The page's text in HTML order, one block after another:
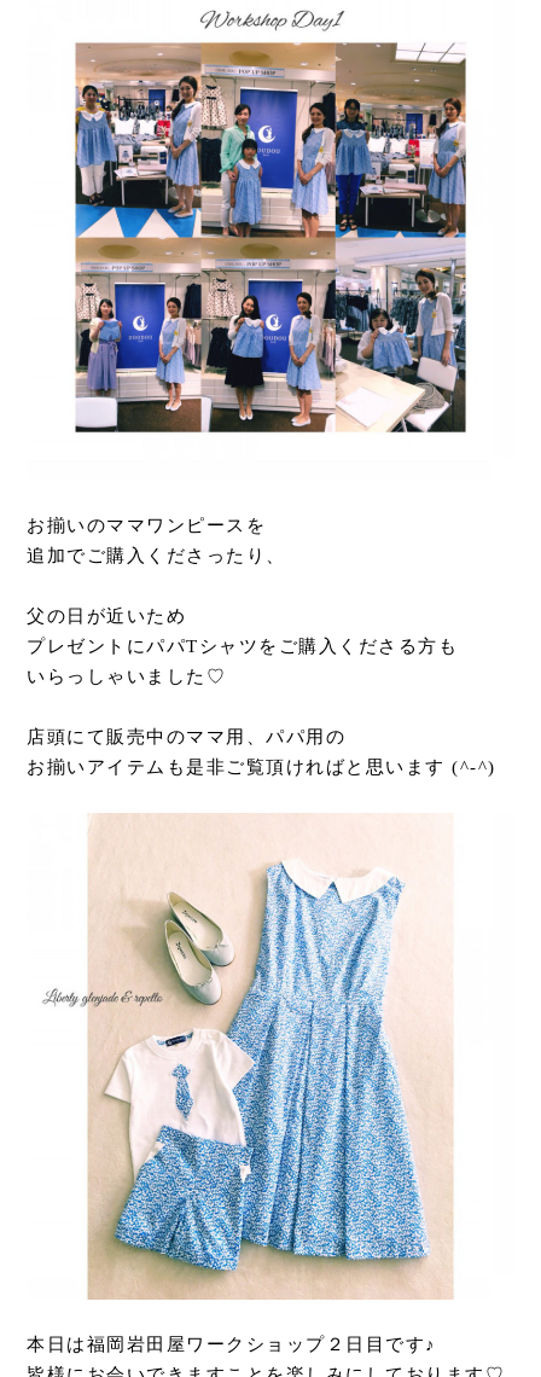
お揃いのママワンピースを
追加でご購入くださったり、
父の日が近いため
プレゼントにパパTシャツをご購入くださる方も
いらっしゃいました♡
店頭にて販売中のママ用、パパ用の
お揃いアイテムも是非ご覧頂ければと思います (^-^)
本日は福岡岩田屋ワークショップ２日目です♪